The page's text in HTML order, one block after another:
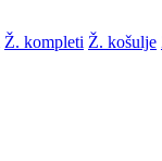
Ž. kompleti Ž. košulje